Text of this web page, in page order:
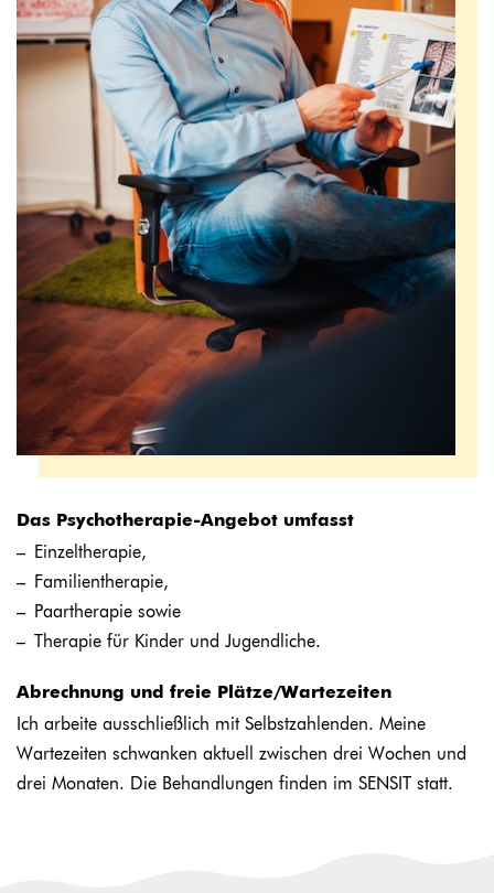
Das Psychotherapie-Angebot umfasst
Einzeltherapie,
Familientherapie,
Paartherapie sowie
Therapie für Kinder und Jugendliche.
Abrechnung und freie Plätze/Wartezeiten
Ich arbeite ausschließlich mit Selbstzahlenden. Meine
Wartezeiten schwanken aktuell zwischen drei Wochen und
drei Monaten. Die Behandlungen finden im SENSIT statt.